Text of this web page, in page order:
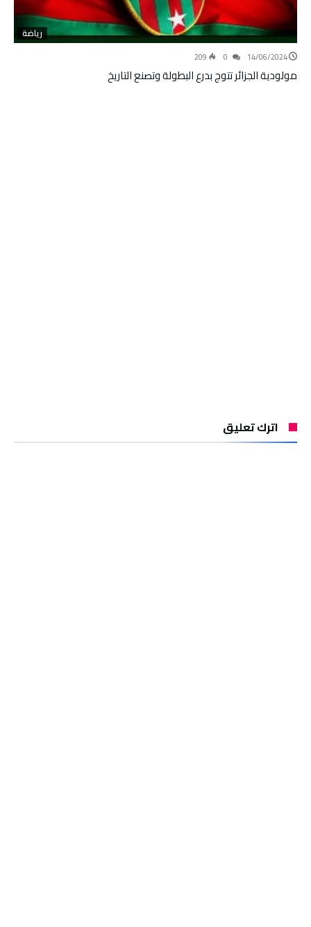
رياضة
14/06/2024
209
مولودية الجزائر تتوج بدرع البطولة وتصنع التاريخ
اترك تعليق